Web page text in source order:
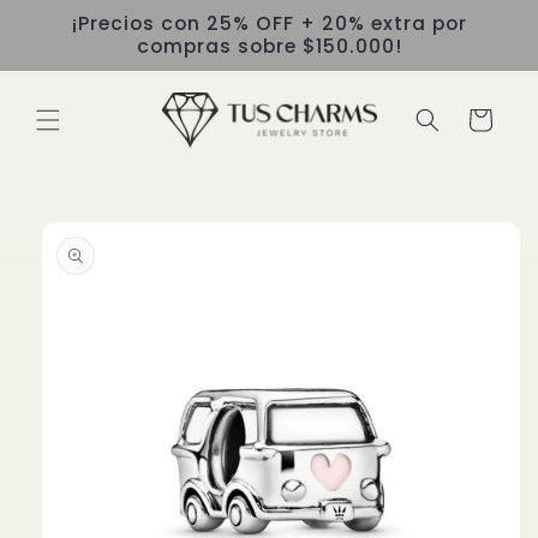
directamente
¡Precios con 25% OFF + 20% extra por
compras sobre $150.000!
Carrito
información
del producto